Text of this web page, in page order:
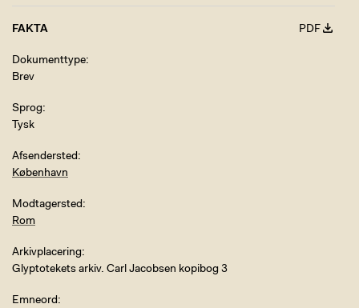
FAKTA PDF
Dokumenttype
Brev
Sprog
Tysk
Afsendersted
København
Modtagersted
Rom
Arkivplacering
Glyptotekets arkiv. Carl Jacobsen kopibog 3
Emneord